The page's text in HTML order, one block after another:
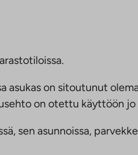
asukas on sitoutunut
on otettu käyttöön jo
sen asunnoissa,